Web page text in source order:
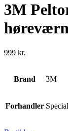
3M
999 kr.
Brand 3M
Forhandler